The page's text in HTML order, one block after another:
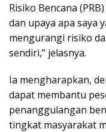
Risiko Bencana
dan upaya apa saya
mengurangi risiko
sendiri,” jelasnya.
Ia mengharapkan,
dapat membantu
penanggulangan
tingkat masyarakat